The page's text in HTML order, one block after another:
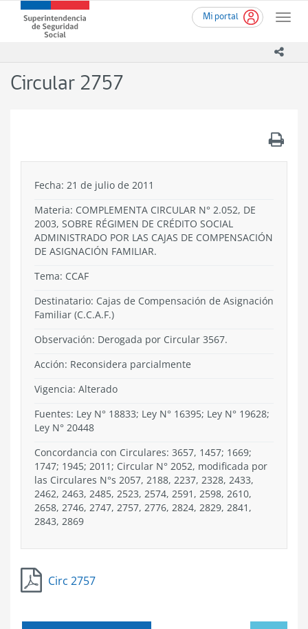
contenido
Mi portal
Toggle
Superintendencia
de
-
Circular 2757
Fecha: 21 de julio de 2011
Materia: COMPLEMENTA CIRCULAR N° 2.052, DE
2003, SOBRE RÉGIMEN DE CRÉDITO SOCIAL
ADMINISTRADO POR LAS CAJAS DE COMPENSACIÓN
DE ASIGNACIÓN FAMILIAR.
Tema: CCAF
Destinatario: Cajas de Compensación de Asignación
Familiar (C.C.A.F.)
Observación: Derogada por Circular 3567.
Acción: Reconsidera parcialmente
Vigencia: Alterado
Fuentes: Ley N° 18833; Ley N° 16395; Ley N° 19628;
Ley N° 20448
Concordancia con Circulares: 3657, 1457; 1669;
1747; 1945; 2011; Circular N° 2052, modificada por
las Circulares N°s 2057, 2188, 2237, 2328, 2433,
2462, 2463, 2485, 2523, 2574, 2591, 2598, 2610,
2658, 2746, 2747, 2757, 2776, 2824, 2829, 2841,
2843, 2869
Circ 2757